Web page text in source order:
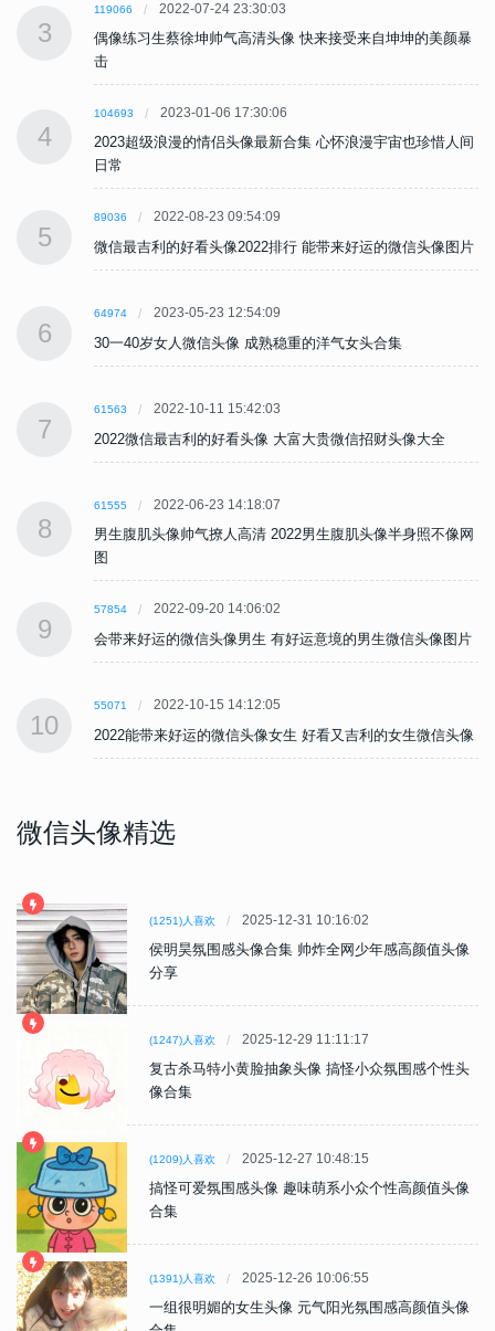
3
119066 2022-07-24 23:30:03
偶像练习生蔡徐坤帅气高清头像 快来接受来自坤坤的美颜暴
击
4
104693 2023-01-06 17:30:06
2023超级浪漫的情侣头像最新合集 心怀浪漫宇宙也珍惜人间
日常
5
89036 2022-08-23 09:54:09
微信最吉利的好看头像2022排行 能带来好运的微信头像图片
6
64974 2023-05-23 12:54:09
30一40岁女人微信头像 成熟稳重的洋气女头合集
7
61563 2022-10-11 15:42:03
2022微信最吉利的好看头像 大富大贵微信招财头像大全
8
61555 2022-06-23 14:18:07
男生腹肌头像帅气撩人高清 2022男生腹肌头像半身照不像网
图
9
57854 2022-09-20 14:06:02
会带来好运的微信头像男生 有好运意境的男生微信头像图片
10
55071 2022-10-15 14:12:05
2022能带来好运的微信头像女生 好看又吉利的女生微信头像
微信头像精选
(1251)人喜欢 2025-12-31 10:16:02
侯明昊氛围感头像合集 帅炸全网少年感高颜值头像
分享
(1247)人喜欢 2025-12-29 11:11:17
复古杀马特小黄脸抽象头像 搞怪小众氛围感个性头
像合集
(1209)人喜欢 2025-12-27 10:48:15
搞怪可爱氛围感头像 趣味萌系小众个性高颜值头像
合集
(1391)人喜欢 2025-12-26 10:06:55
一组很明媚的女生头像 元气阳光氛围感高颜值头像